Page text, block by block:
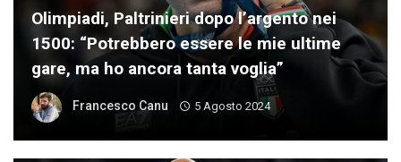
Olimpiadi, Paltrinieri dopo l’argento nei
1500: “Potrebbero essere le mie ultime
gare, ma ho ancora tanta voglia”
Francesco Canu 5 Agosto 2024